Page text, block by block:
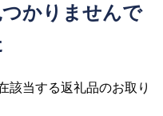
かりませんで
該当する返礼品のお取り